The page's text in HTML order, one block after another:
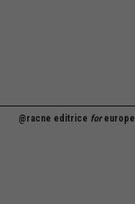
@racne editrice foreurope